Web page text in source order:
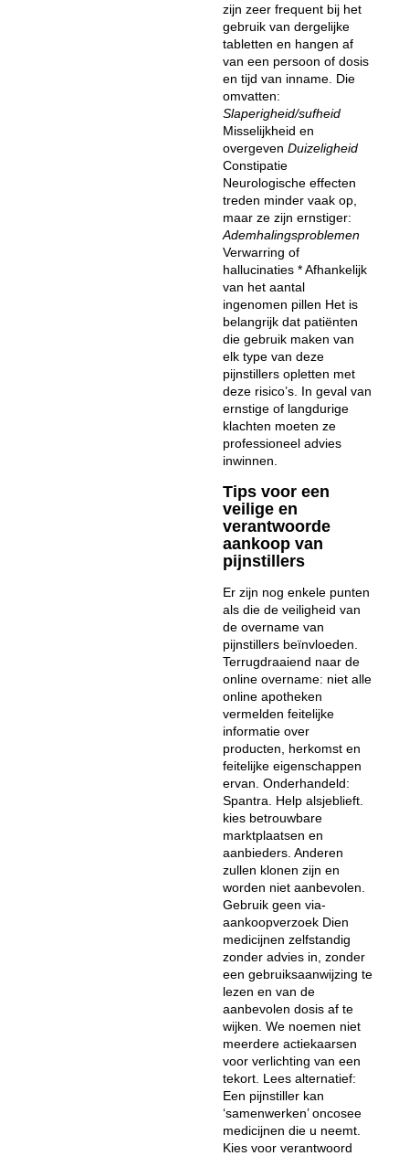
zijn zeer frequent bij het
gebruik van dergelijke
tabletten en hangen af
van een persoon of dosis
en tijd van inname. Die
omvatten:
Slaperigheid/sufheid
Misselijkheid en
overgeven Duizeligheid
Constipatie
Neurologische effecten
treden minder vaak op,
maar ze zijn ernstiger:
Ademhalingsproblemen
Verwarring of
hallucinaties * Afhankelijk
van het aantal
ingenomen pillen Het is
belangrijk dat patiënten
die gebruik maken van
elk type van deze
pijnstillers opletten met
deze risico’s. In geval van
ernstige of langdurige
klachten moeten ze
professioneel advies
inwinnen.
Tips voor een
veilige en
verantwoorde
aankoop van
pijnstillers
Er zijn nog enkele punten
als die de veiligheid van
de overname van
pijnstillers beïnvloeden.
Terrugdraaiend naar de
online overname: niet alle
online apotheken
vermelden feitelijke
informatie over
producten, herkomst en
feitelijke eigenschappen
ervan. Onderhandeld:
Spantra. Help alsjeblieft.
kies betrouwbare
marktplaatsen en
aanbieders. Anderen
zullen klonen zijn en
worden niet aanbevolen.
Gebruik geen via-
aankoopverzoek Dien
medicijnen zelfstandig
zonder advies in, zonder
een gebruiksaanwijzing te
lezen en van de
aanbevolen dosis af te
wijken. We noemen niet
meerdere actiekaarsen
voor verlichting van een
tekort. Lees alternatief:
Een pijnstiller kan
‘samenwerken’ oncosee
medicijnen die u neemt.
Kies voor verantwoord